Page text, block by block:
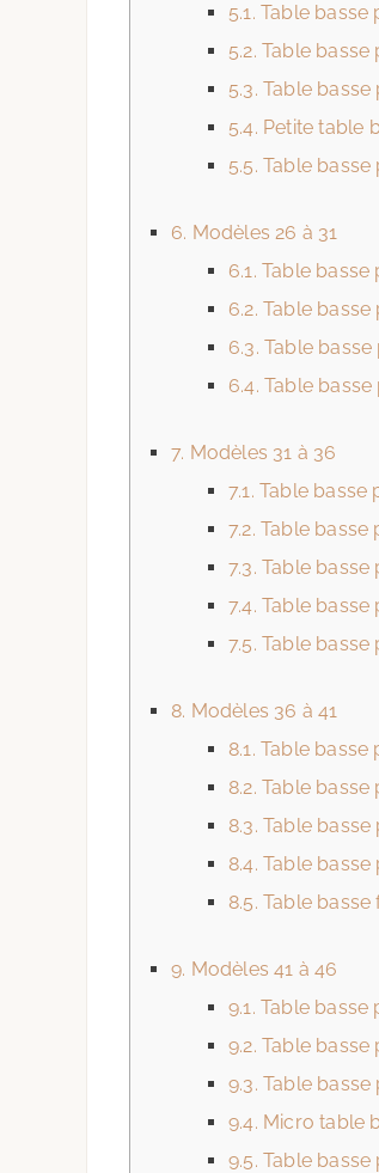
5.1. Table basse
5.2. Table basse
5.3. Table
5.4. Petite table
5.5. Table
6. Modèles 26 à 31
6.1. Table basse
6.2. Table
6.3. Table
6.4. Table
7. Modèles 31 à 36
7.1. Table basse
7.2. Table basse
7.3. Table basse
7.4. Table basse
7.5. Table basse
8. Modèles 36 à 41
8.1. Table basse
8.2. Table basse
8.3. Table
8.4. Table
8.5. Table
9. Modèles 41 à 46
9.1. Table basse
9.2. Table basse
9.3. Table
9.4. Micro table
9.5. Table